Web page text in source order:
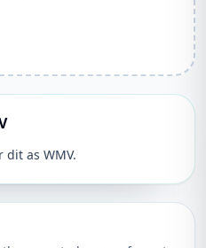
dit as WMV.